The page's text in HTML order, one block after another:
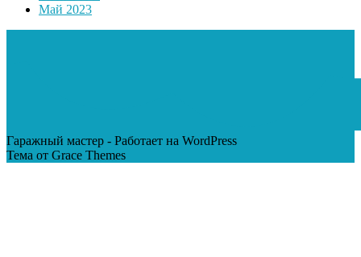
Май 2023
Гаражный мастер - Работает на WordPress
Тема от Grace Themes